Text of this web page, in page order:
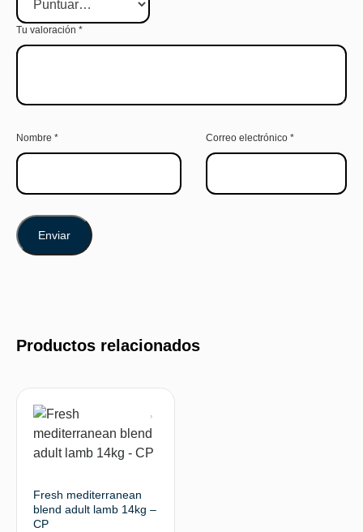
Tu valoración *
Nombre * Correo electrónico *
Productos relacionados
Fresh mediterranean
blend adult lamb 14kg –
CP